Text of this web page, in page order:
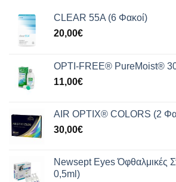
CLEAR 55A (6 Φακοί)
20,00€
OPTI-FREE® PureMoist®
11,00€
AIR OPTIX® COLORS (2
30,00€
Newsept Eyes Όφθαλμικές
0,5ml)